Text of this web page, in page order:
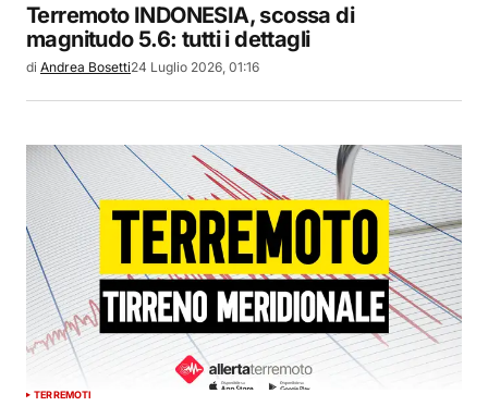
Terremoto INDONESIA, scossa di
magnitudo 5.6: tutti i dettagli
di Andrea Bosetti24 Luglio 2026, 01:16
TERREMOTI